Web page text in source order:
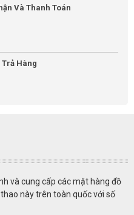
Và Thanh Toán
Trả Hàng
và cung cấp các mặt hàng đồ
này trên toàn quốc với số